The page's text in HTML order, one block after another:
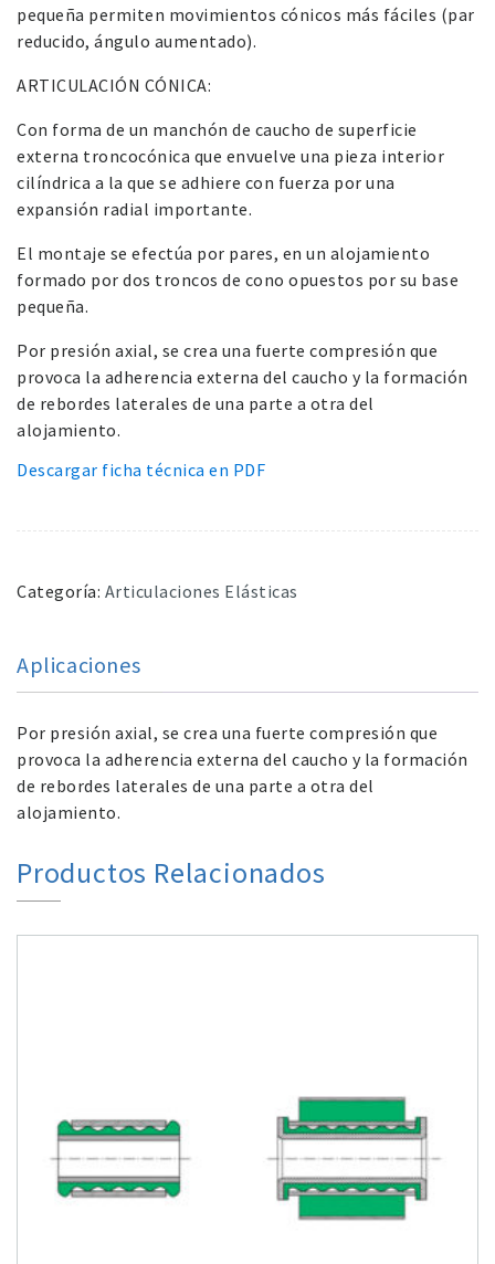
pequeña permiten movimientos cónicos más fáciles (par
reducido, ángulo aumentado).
ARTICULACIÓN CÓNICA:
Con forma de un manchón de caucho de superficie
externa troncocónica que envuelve una pieza interior
cilíndrica a la que se adhiere con fuerza por una
expansión radial importante.
El montaje se efectúa por pares, en un alojamiento
formado por dos troncos de cono opuestos por su base
pequeña.
Por presión axial, se crea una fuerte compresión que
provoca la adherencia externa del caucho y la formación
de rebordes laterales de una parte a otra del
alojamiento.
Descargar ficha técnica en PDF
Categoría: Articulaciones Elásticas
Aplicaciones
Por presión axial, se crea una fuerte compresión que
provoca la adherencia externa del caucho y la formación
de rebordes laterales de una parte a otra del
alojamiento.
Productos Relacionados